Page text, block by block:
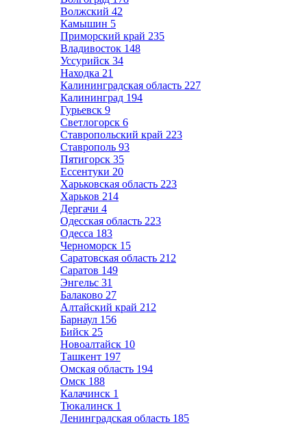
Волжский 42
Камышин 5
Приморский край 235
Владивосток 148
Уссурийск 34
Находка 21
Калининградская область 227
Калининград 194
Гурьевск 9
Светлогорск 6
Ставропольский край 223
Ставрополь 93
Пятигорск 35
Ессентуки 20
Харьковская область 223
Харьков 214
Дергачи 4
Одесская область 223
Одесса 183
Черноморск 15
Саратовская область 212
Саратов 149
Энгельс 31
Балаково 27
Алтайский край 212
Барнаул 156
Бийск 25
Новоалтайск 10
Ташкент 197
Омская область 194
Омск 188
Калачинск 1
Тюкалинск 1
Ленинградская область 185